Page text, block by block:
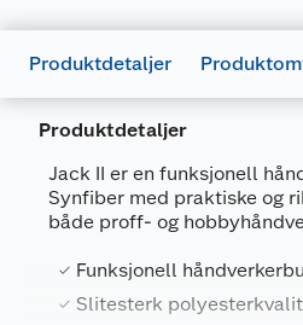
Produktdetaljer
Produktdetaljer
Jack II er en funksjonell
Synfiber med praktiske og
både proff- og
Funksjonell
Slitesterk
Artikkelnummer
Leverandørens
Størrelse
Farge